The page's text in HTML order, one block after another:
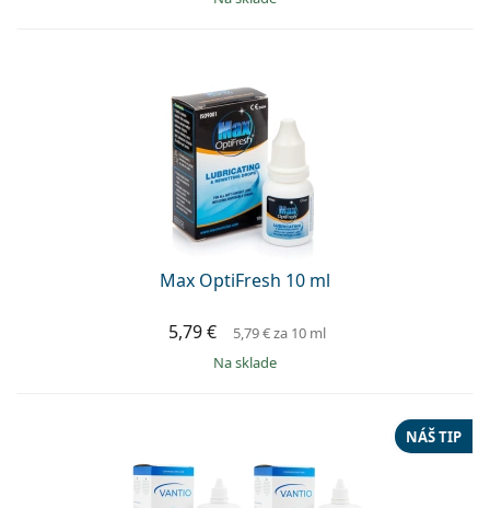
Max OptiFresh 10 ml
5,79 € 5,79 €za 10 ml
na sklade
NÁŠ TIP